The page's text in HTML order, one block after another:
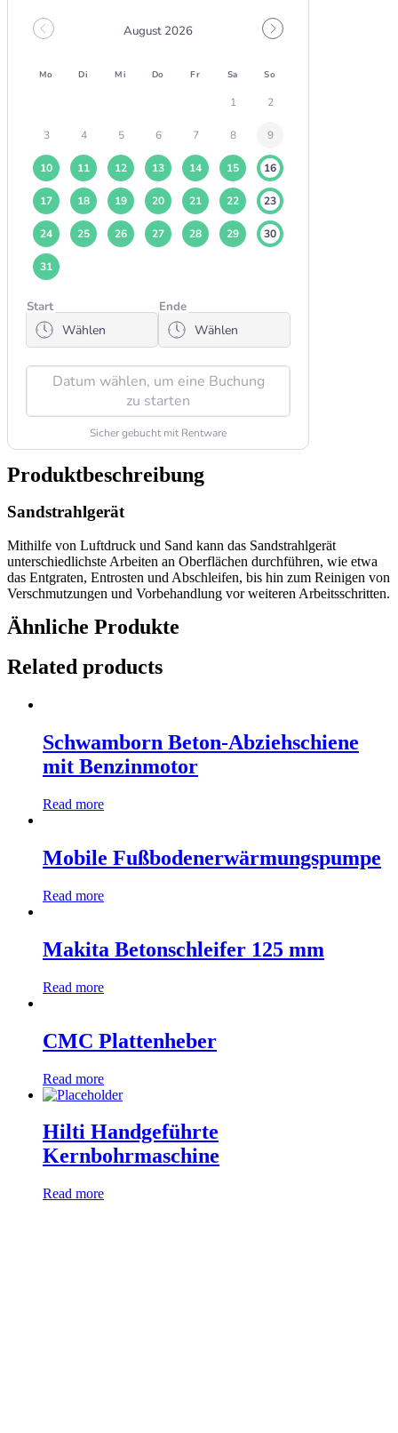
Produktbeschreibung
Sandstrahlgerät
Mithilfe von Luftdruck und Sand kann das Sandstrahlgerät
unterschiedlichste Arbeiten an Oberflächen durchführen, wie etwa
das Entgraten, Entrosten und Abschleifen, bis hin zum Reinigen von
Verschmutzungen und Vorbehandlung vor weiteren Arbeitsschritten.
Ähnliche Produkte
Related products
Schwamborn Beton-Abziehschiene
mit Benzinmotor
Read more
Mobile Fußbodenerwärmungspumpe
Read more
Makita Betonschleifer 125 mm
Read more
CMC Plattenheber
Read more
Hilti Handgeführte
Kernbohrmaschine
Read more